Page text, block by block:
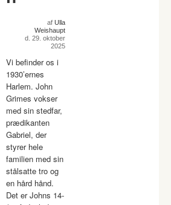
af Ulla
Weishaupt
d. 29. oktober
2025
Vi befinder os i
1930’ernes
Harlem. John
Grimes vokser
med sin stedfar,
prædikanten
Gabriel, der
styrer hele
familien med sin
stålsatte tro og
en hård hånd.
Det er Johns 14-